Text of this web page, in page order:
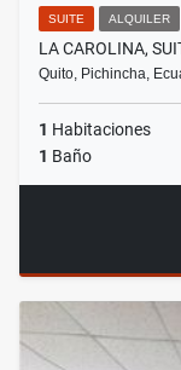
SUITE ALQUILER
LA CAROLINA,
Quito, Pichincha,
1 Habitaciones
1 Baño